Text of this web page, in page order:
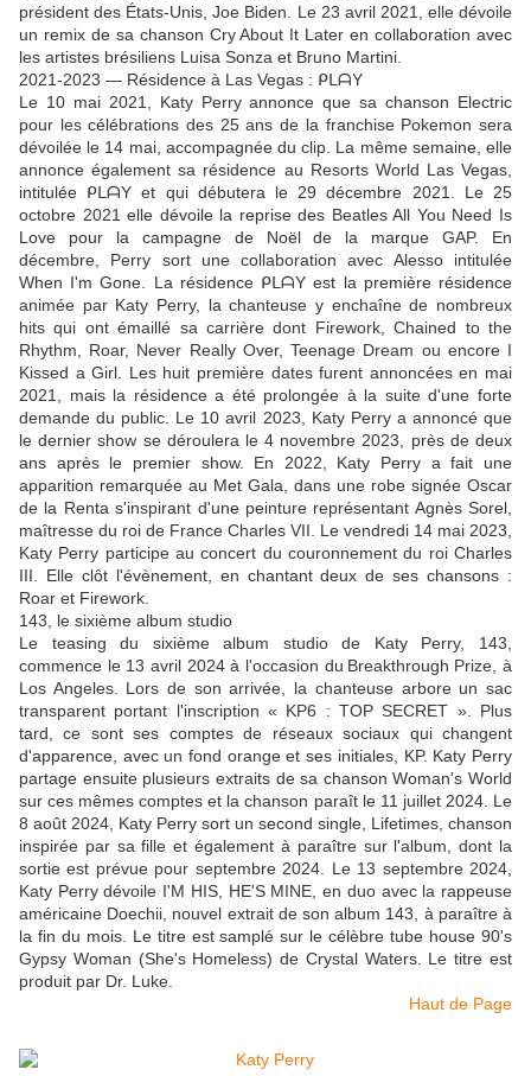
président des États-Unis, Joe Biden. Le 23 avril 2021, elle dévoile
un remix de sa chanson Cry About It Later en collaboration avec
les artistes brésiliens Luisa Sonza et Bruno Martini.
2021-2023 — Résidence à Las Vegas : ᑭᒪᗩY
Le 10 mai 2021, Katy Perry annonce que sa chanson Electric
pour les célébrations des 25 ans de la franchise Pokemon sera
dévoilée le 14 mai, accompagnée du clip. La même semaine, elle
annonce également sa résidence au Resorts World Las Vegas,
intitulée ᑭᒪᗩY et qui débutera le 29 décembre 2021. Le 25
octobre 2021 elle dévoile la reprise des Beatles All You Need Is
Love pour la campagne de Noël de la marque GAP. En
décembre, Perry sort une collaboration avec Alesso intitulée
When I'm Gone. La résidence ᑭᒪᗩY est la première résidence
animée par Katy Perry, la chanteuse y enchaîne de nombreux
hits qui ont émaillé sa carrière dont Firework, Chained to the
Rhythm, Roar, Never Really Over, Teenage Dream ou encore I
Kissed a Girl. Les huit première dates furent annoncées en mai
2021, mais la résidence a été prolongée à la suite d'une forte
demande du public. Le 10 avril 2023, Katy Perry a annoncé que
le dernier show se déroulera le 4 novembre 2023, près de deux
ans après le premier show. En 2022, Katy Perry a fait une
apparition remarquée au Met Gala, dans une robe signée Oscar
de la Renta s'inspirant d'une peinture représentant Agnès Sorel,
maîtresse du roi de France Charles VII. Le vendredi 14 mai 2023,
Katy Perry participe au concert du couronnement du roi Charles
III. Elle clôt l'évènement, en chantant deux de ses chansons :
Roar et Firework.
143, le sixième album studio
Le teasing du sixième album studio de Katy Perry, 143,
commence le 13 avril 2024 à l'occasion du Breakthrough Prize, à
Los Angeles. Lors de son arrivée, la chanteuse arbore un sac
transparent portant l'inscription « KP6 : TOP SECRET ». Plus
tard, ce sont ses comptes de réseaux sociaux qui changent
d'apparence, avec un fond orange et ses initiales, KP. Katy Perry
partage ensuite plusieurs extraits de sa chanson Woman's World
sur ces mêmes comptes et la chanson paraît le 11 juillet 2024. Le
8 août 2024, Katy Perry sort un second single, Lifetimes, chanson
inspirée par sa fille et également à paraître sur l'album, dont la
sortie est prévue pour septembre 2024. Le 13 septembre 2024,
Katy Perry dévoile I'M HIS, HE'S MINE, en duo avec la rappeuse
américaine Doechii, nouvel extrait de son album 143, à paraître à
la fin du mois. Le titre est samplé sur le célèbre tube house 90's
Gypsy Woman (She's Homeless) de Crystal Waters. Le titre est
produit par Dr. Luke.
Haut de Page